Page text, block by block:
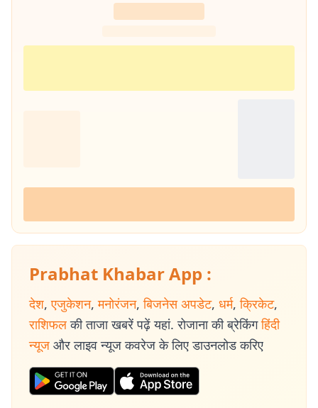
Prabhat Khabar App :
देश, एजुकेशन, मनोरंजन, बिजनेस अपडेट, धर्म, क्रिकेट,
राशिफल की ताजा खबरें पढ़ें यहां. रोजाना की ब्रेकिंग हिंदी
न्यूज और लाइव न्यूज कवरेज के लिए डाउनलोड करिए